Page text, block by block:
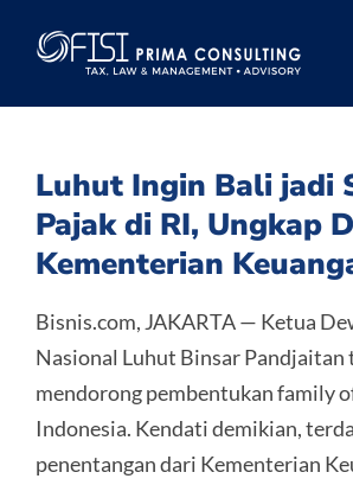
Luhut Ingin Bali jadi
Pajak di RI, Ungkap
Kementerian
Bisnis.com, JAKARTA — Ketua
Nasional Luhut Binsar Pandjaitan
mendorong pembentukan family
Indonesia. Kendati demikian,
penentangan dari Kementerian